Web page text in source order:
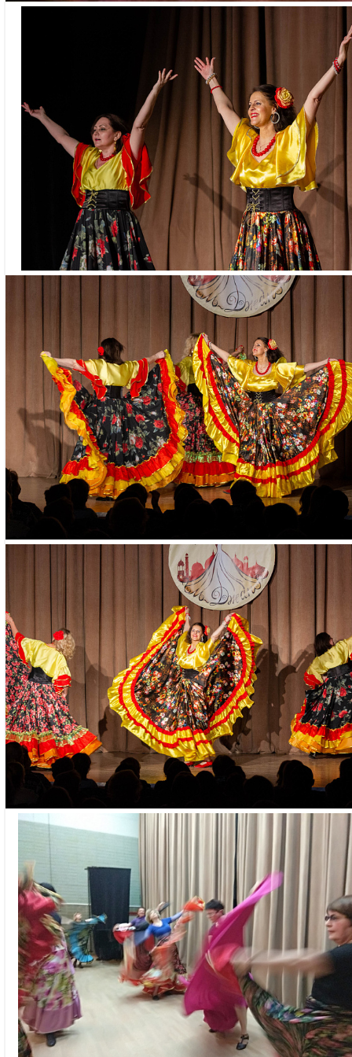
ЕЛЕНА ВАДИМОВНА САКОВЕЦ
Опытный руководитель и педагог с 15-
Хореограф-постановщик
Режиссёр-постановщик, организатор
Автор сценариев музыкально-
Повышение квалификации:
- курс по технике цыганского танца
- уроки цыганского танца артистки
- курс по технике цыганского танца
этнохореографа, ведущего научного
природного наследия им. Д.С. Лихачева
- мастер-классы Марии Шашковой,
Обязательно
средств
тела и ног),
участников
максимально
занятий .